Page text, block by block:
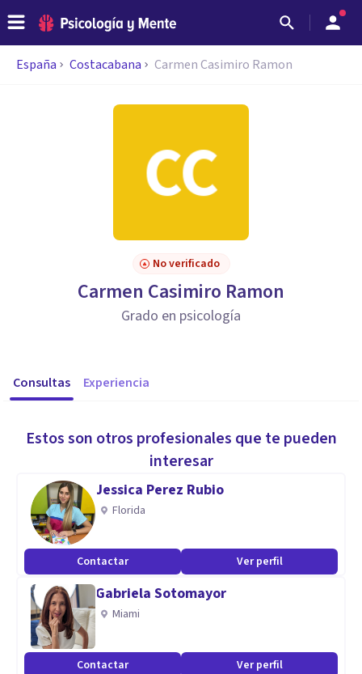
España Costacabana Carmen Casimiro Ramon
No verificado
Carmen Casimiro Ramon
Grado en psicología
Consultas Experiencia
Estos son otros profesionales que te pueden
interesar
Jessica Perez Rubio
Florida
Contactar Ver perfil
Gabriela Sotomayor
Miami
Contactar Ver perfil